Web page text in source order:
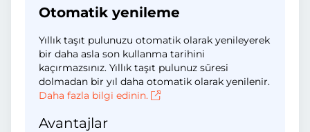
Otomatik yenileme
Yıllık taşıt pulunuzu otomatik olarak yenileyerek
bir daha asla son kullanma tarihini
kaçırmazsınız. Yıllık taşıt pulunuz süresi
dolmadan bir yıl daha otomatik olarak yenilenir.
Daha fazla bilgi edinin.
Avantajlar